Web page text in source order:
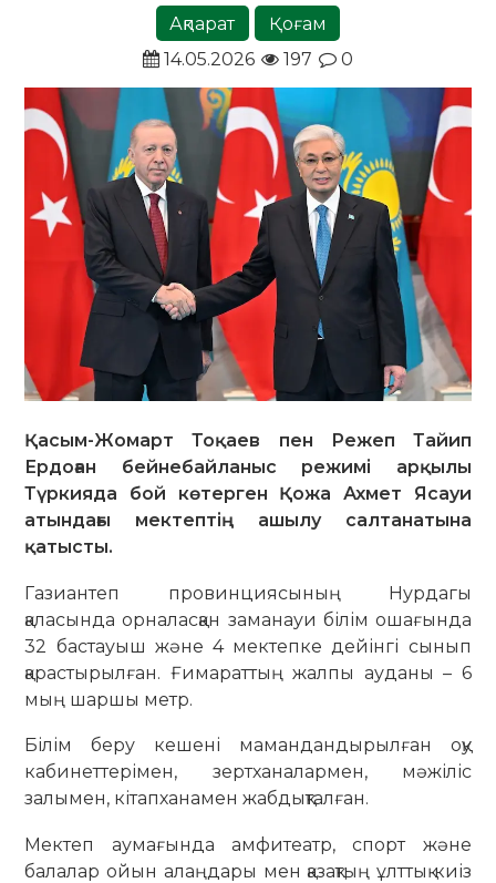
Ақпарат
Қоғам
14.05.2026
197 0
Қасым-Жомарт Тоқаев пен Режеп Тайип
Ердоған бейнебайланыс режимі арқылы
Түркияда бой көтерген Қожа Ахмет Ясауи
атындағы мектептің ашылу салтанатына
қатысты.
Газиантеп провинциясының Нурдагы
қаласында орналасқан заманауи білім ошағында
32 бастауыш және 4 мектепке дейінгі сынып
қарастырылған. Ғимараттың жалпы ауданы – 6
мың шаршы метр.
Білім беру кешені мамандандырылған оқу
кабинеттерімен, зертханалармен, мәжіліс
залымен, кітапханамен жабдықталған.
Мектеп аумағында амфитеатр, спорт және
балалар ойын алаңдары мен қазақтың ұлттық киіз